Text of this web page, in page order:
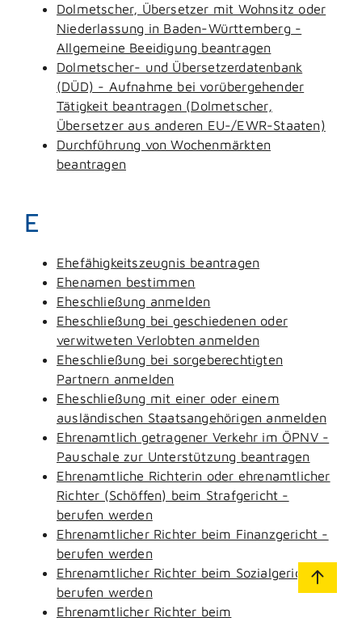
Dolmetscher, Übersetzer mit Wohnsitz oder
Niederlassung in Baden-Württemberg -
Allgemeine Beeidigung beantragen
Dolmetscher- und Übersetzerdatenbank
(DÜD) - Aufnahme bei vorübergehender
Tätigkeit beantragen (Dolmetscher,
Übersetzer aus anderen EU-/EWR-Staaten)
Durchführung von Wochenmärkten
beantragen
E
Ehefähigkeitszeugnis beantragen
Ehenamen bestimmen
Eheschließung anmelden
Eheschließung bei geschiedenen oder
verwitweten Verlobten anmelden
Eheschließung bei sorgeberechtigten
Partnern anmelden
Eheschließung mit einer oder einem
ausländischen Staatsangehörigen anmelden
Ehrenamtlich getragener Verkehr im ÖPNV -
Pauschale zur Unterstützung beantragen
Ehrenamtliche Richterin oder ehrenamtlicher
Richter (Schöffen) beim Strafgericht -
berufen werden
Ehrenamtlicher Richter beim Finanzgericht -
berufen werden
Ehrenamtlicher Richter beim Sozialgericht -
berufen werden
Ehrenamtlicher Richter beim